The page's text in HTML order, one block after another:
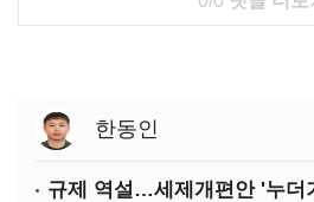
한동인
규제 역설…세제개편안 '누더